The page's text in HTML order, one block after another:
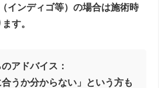
インディゴ等）の場合は施術時
す。
アドバイス：
合うか分からない」という方も